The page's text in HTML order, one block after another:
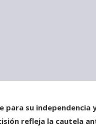
para su independencia
refleja la cautela